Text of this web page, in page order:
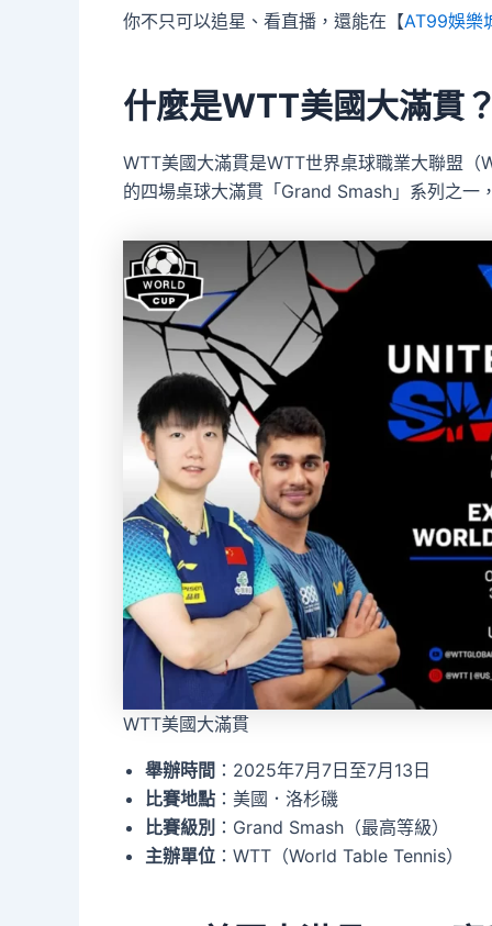
你不只可以追星、看直播，還能在【AT99娛樂
什麼是WTT美國大滿貫？
WTT美國大滿貫是WTT世界桌球職業大聯盟
的四場桌球大滿貫「Grand Smash」系列之一
WTT美國大滿貫
舉辦時間 ：2025年7月7日至7月13日
比賽地點 ：美國．洛杉磯
比賽級別 ：Grand Smash（最高等級）
主辦單位 ：WTT（World Table Tennis）